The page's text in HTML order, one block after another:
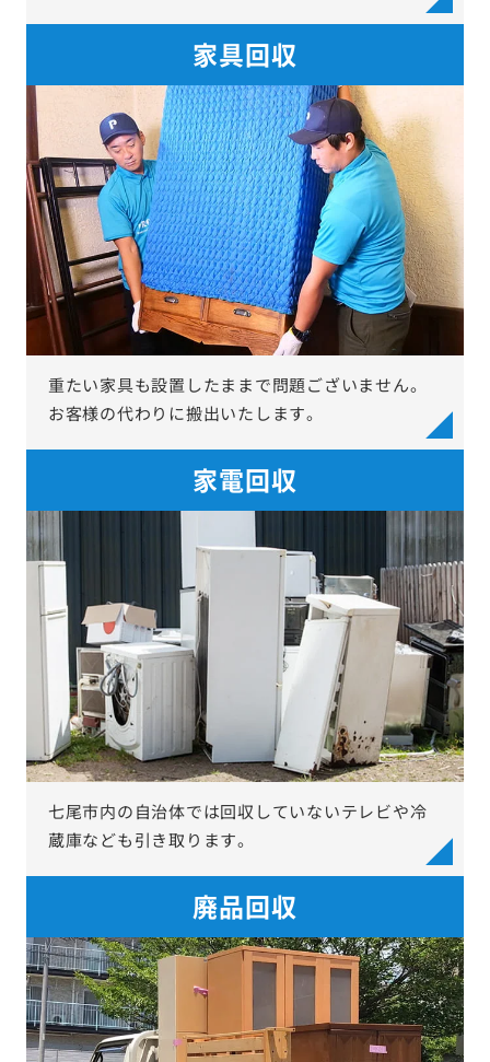
家具回収
重たい家具も設置したままで問題ございません。
お客様の代わりに搬出いたします。
家電回収
七尾市内の自治体では回収していないテレビや冷
蔵庫なども引き取ります。
廃品回収